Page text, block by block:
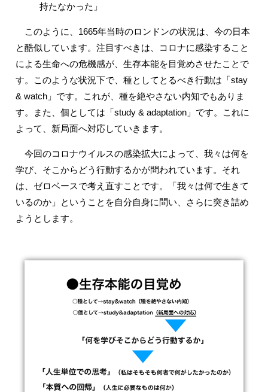
持たなかった」
このように、1665年当時のロンドンの状況は、今の日本
と酷似しています。注目すべきは、コロナに感染すること
による生命への危機感が、生存本能を目覚めさせたことで
す。このような状況下で、種としてとるべき行動は「stay
& watch」です。これが、種を絶やさない内知でもありま
す。また、個としては「study & adaptation」です。これに
よって、新局面へ対応していきます。
今回のコロナウイルスの感染拡大によって、我々は何を
学び、そこからどう行動するかが問われています。それ
は、ゼロベースで考え直すことです。「我々は何で生きて
いるのか」ということを自分自身に問い、さらに突き詰め
ようとします。